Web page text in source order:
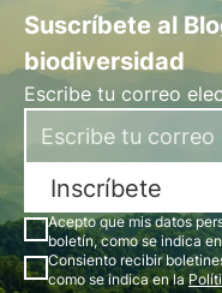
Suscríbete al
biodiversidad
Escribe tu correo
Inscríbete
Acepto que mis datos
boletín, como se indica
Consiento recibir
como se indica en la